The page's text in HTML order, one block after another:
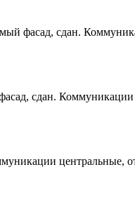
фасад, сдан.
сдан.
центральные,